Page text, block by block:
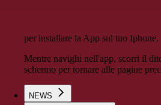
per installare la App sul tuo Iphone.
Mentre navighi nell'app, scorri il
schermo per tornare alle pagine
NEWS